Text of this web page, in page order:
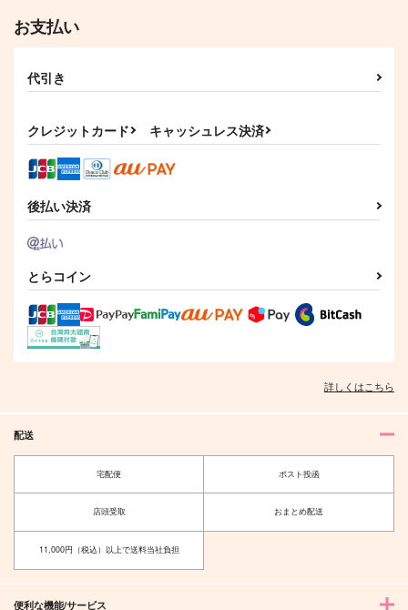
お支払い
代引き
クレジットカード キャッシュレス決済
後払い決済
とらコイン
詳しくはこちら
配送
宅配便 ポスト投函
店頭受取 おまとめ配送
11,000円（税込）以上で送料当社負担
便利な機能/サービス